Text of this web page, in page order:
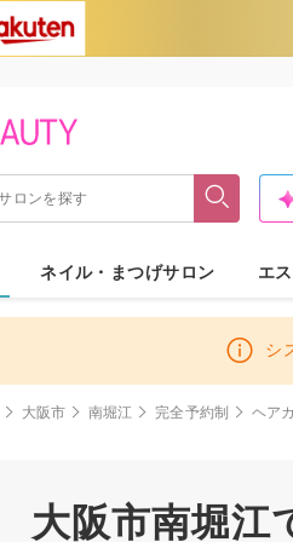
ネイル・まつげサロン エ
シ
大阪市 南堀江 完全予約制 ヘア
大阪市南堀江